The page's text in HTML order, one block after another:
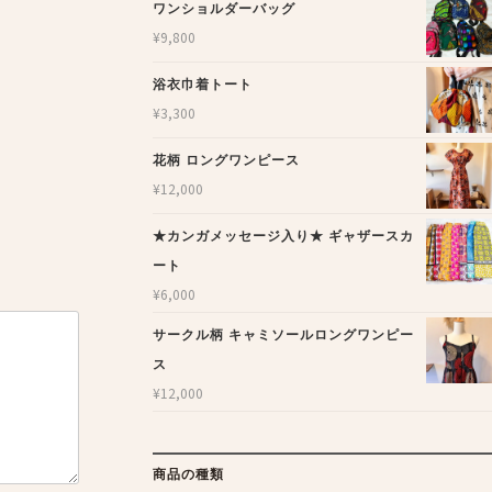
ワンショルダーバッグ
¥9,800
浴衣巾着トート
¥3,300
花柄 ロングワンピース
¥12,000
★カンガメッセージ入り★ ギャザースカ
ート
¥6,000
サークル柄 キャミソールロングワンピー
ス
¥12,000
商品の種類